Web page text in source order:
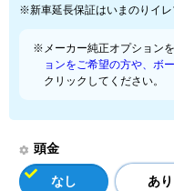
※新車延長保証はいまのりイレ
※メーカー純正オプション
ョンをご希望の方や、ボ
クリックしてください。
頭金
なし あり